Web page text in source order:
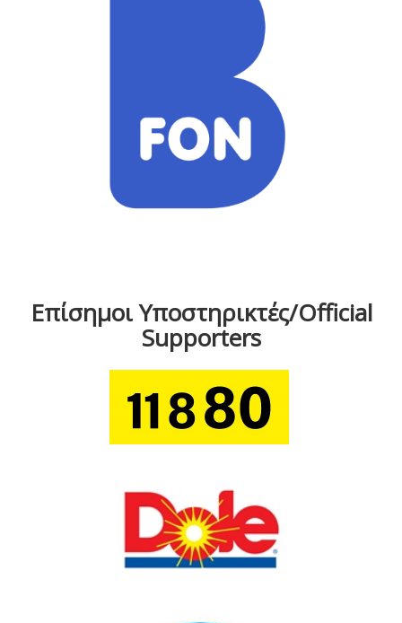
Επίσημοι Υποστηρικτές/Official
Supporters